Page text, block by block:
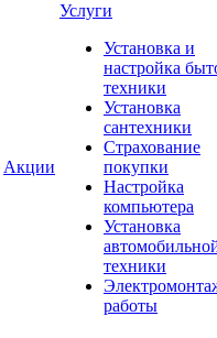
Акции
Услуги
Установка и
настройка
техники
Установка
сантехники
Страхование
покупки
Настройка
компьютера
Установка
техники
работы